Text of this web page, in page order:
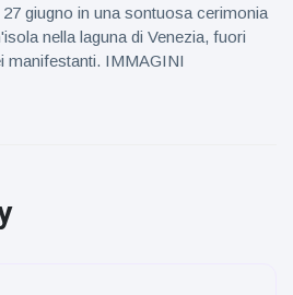
giugno in una sontuosa cerimonia
nella laguna di Venezia, fuori
manifestanti. IMMAGINI